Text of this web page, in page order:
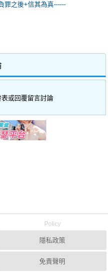
罪之後+信其為真------
或回覆留言討論
Policy
隱私政策
免責聲明